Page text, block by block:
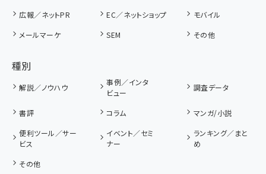
広報／ネットPR
EC／ネットショップ
モバイル
メールマーケ
SEM その他
種別
解説／ノウハウ
事例／インタ
ビュー
調査データ
書評 コラム
マンガ/小説
便利ツール／サー
ビス
イベント／セミ
ナー
ランキング／まと
め
その他